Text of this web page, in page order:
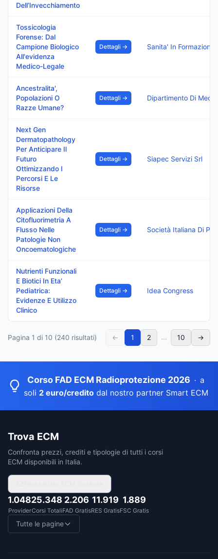
Dell’Invecchiamento
Tossicologia
Forense: Dal
Campione Biologico
All'evidenza
Medico-Legale
Dettagli →
Ancestralita',
Popolazioni O
Razze Umane?
Dettagli →
Next Gen
Dermatopathology
Per Anticipare Il
Futuro
Ottimizzando I
Percorsi E Le
Risorse
Dettagli → Siapec Servizi Srl
Applicazioni Della
Citofluorimetria A
Flusso Nelle
Patologie Non
Oncoematologiche
Dettagli →
Nutrienti Funzionali
E Biotici In Eta’
Pediatrica:
Evidenze E Utilizzo
Clinico
Dettagli → Idea Congress
Pagina 1 di 10 (240 risultati) ← 1 2 ... 10 →
Corso FAD ECM Radioprotezione 2026 · a
soli 2 euro/creditodal nostro partner Smart ECM
Trova ECM
Confronta prezzi, crediti e tipologie di tutti i corsi
ECM disponibili in Italia.
1.048
Provider
25.348
Corsi Totali
2.206
FAD Gratis
11.919
RES Gratis
1.889
FSC Gratis
Tutte le pagine